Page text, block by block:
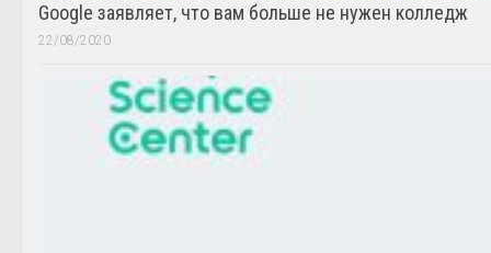
Google заявляет, что вам больше не нужен колледж
22/08/2020